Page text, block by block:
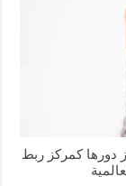
دورها كمركز ربط